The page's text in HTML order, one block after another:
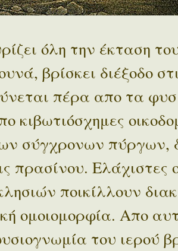
όλη την έκταση
βρίσκει διέξοδο
πέρα απο τα
κιβωτιόσχημες
σύγχρονων πύργων,
πρασίνου.
ποικίλλουν
ομοιομορφία. Απο
του ιερού